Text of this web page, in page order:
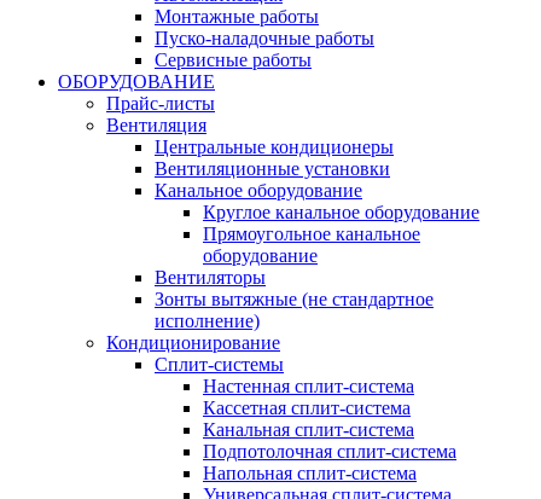
Монтажные работы
Пуско-наладочные работы
Сервисные работы
ОБОРУДОВАНИЕ
Прайс-листы
Вентиляция
Центральные кондиционеры
Вентиляционные установки
Канальное оборудование
Круглое канальное оборудование
Прямоугольное канальное
оборудование
Вентиляторы
Зонты вытяжные (не стандартное
исполнение)
Кондиционирование
Сплит-системы
Настенная сплит-система
Кассетная сплит-система
Канальная сплит-система
Подпотолочная сплит-система
Напольная сплит-система
Универсальная сплит-система